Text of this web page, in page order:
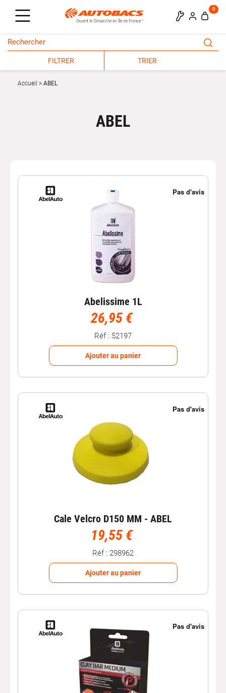
0
FILTRER TRIER
Accueil ABEL
ABEL
Abelissime 1L
26,95 €
Réf : 52197
Ajouter au panier
Cale Velcro D150 MM - ABEL
19,55 €
Réf : 298962
Ajouter au panier